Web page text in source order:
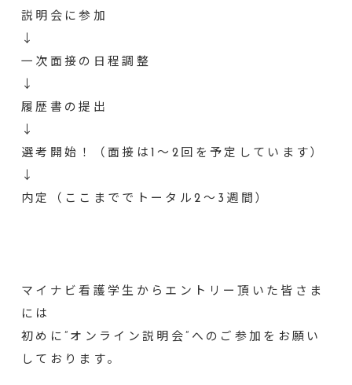
説明会に参加
↓
一次面接の日程調整
↓
履歴書の提出
↓
選考開始！（面接は1～2回を予定しています）
↓
内定（ここまででトータル2～3週間）
マイナビ看護学生からエントリー頂いた皆さま
には
初めに”オンライン説明会”へのご参加をお願い
しております。